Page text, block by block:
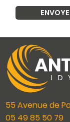
55 Avenue de
05 49 85 50 79